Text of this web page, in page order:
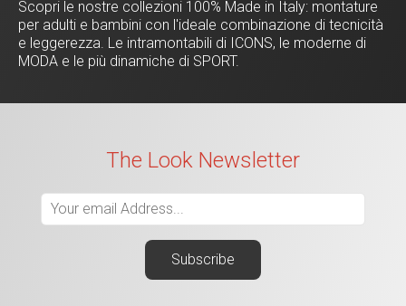
Scopri le nostre collezioni 100% Made in Italy: montature
per adulti e bambini con l'ideale combinazione di tecnicità
e leggerezza. Le intramontabili di ICONS, le moderne di
MODA e le più dinamiche di SPORT.
The Look Newsletter